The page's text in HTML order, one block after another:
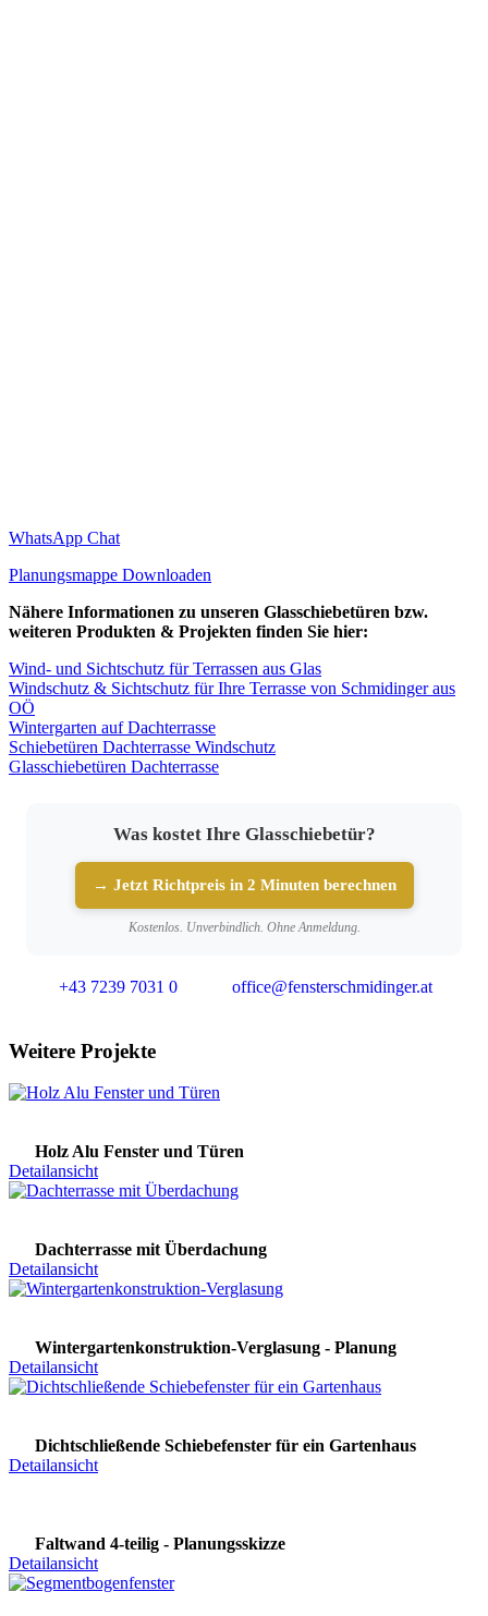
WhatsApp Chat
Planungsmappe Downloaden
Nähere Informationen zu unseren Glasschiebetüren bzw.
weiteren Produkten & Projekten finden Sie hier:
Wind- und Sichtschutz für Terrassen aus Glas
Windschutz & Sichtschutz für Ihre Terrasse von Schmidinger aus
OÖ
Wintergarten auf Dachterrasse
Schiebetüren Dachterrasse Windschutz
Glasschiebetüren Dachterrasse
Was kostet Ihre Glasschiebetür?
→ Jetzt Richtpreis in 2 Minuten berechnen
Kostenlos. Unverbindlich. Ohne Anmeldung.
+43 7239 7031 0 office@fensterschmidinger.at
Weitere Projekte
Holz Alu Fenster und Türen
Detailansicht
Dachterrasse mit Überdachung
Detailansicht
Wintergartenkonstruktion-Verglasung - Planung
Detailansicht
Dichtschließende Schiebefenster für ein Gartenhaus
Detailansicht
Faltwand 4-teilig - Planungsskizze
Detailansicht